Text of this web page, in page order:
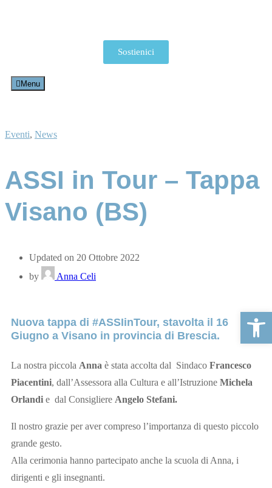
Sostienici
Menu
Eventi, News
ASSI in Tour – Tappa
Visano (BS)
Updated on 20 Ottobre 2022
by
Anna Celi
Nuova tappa di #ASSIinTour, stavolta il 16
Giugno a Visano in provincia di Brescia.
La nostra piccola Anna è stata accolta dal Sindaco Francesco
Piacentini, dall’Assessora alla Cultura e all’Istruzione Michela
Orlandi e dal Consigliere Angelo Stefani.
Il nostro grazie per aver compreso l’importanza di questo piccolo
grande gesto.
Alla cerimonia hanno partecipato anche la scuola di Anna, i
dirigenti e gli insegnanti.
Apri la